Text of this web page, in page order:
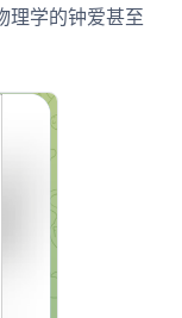
理学的钟爱甚至